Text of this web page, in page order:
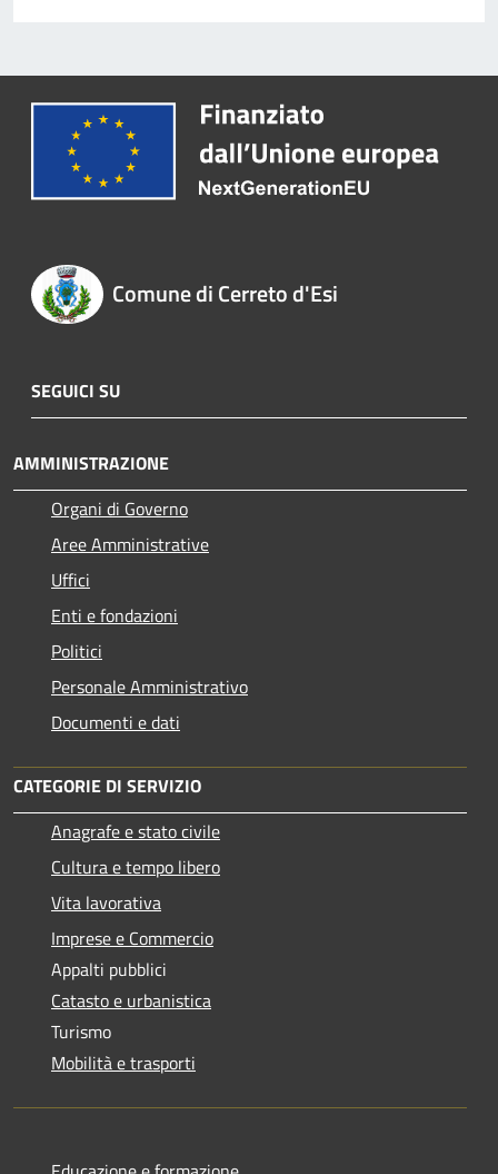
Comune di Cerreto d'Esi
SEGUICI SU
AMMINISTRAZIONE
Organi di Governo
Aree Amministrative
Uffici
Enti e fondazioni
Politici
Personale Amministrativo
Documenti e dati
CATEGORIE DI SERVIZIO
Anagrafe e stato civile
Cultura e tempo libero
Vita lavorativa
Imprese e Commercio
Appalti pubblici
Catasto e urbanistica
Turismo
Mobilità e trasporti